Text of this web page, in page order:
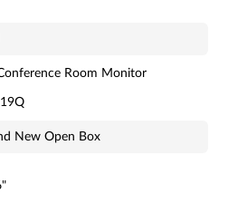
Room Monitor
New Open Box